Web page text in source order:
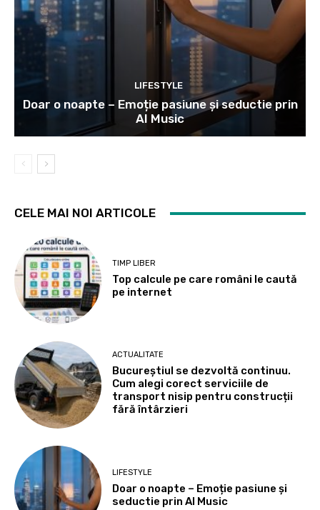
LIFESTYLE
Doar o noapte – Emoție pasiune și seductie prin
AI Music
CELE MAI NOI ARTICOLE
TIMP LIBER
Top calcule pe care români le caută
pe internet
ACTUALITATE
Bucureștiul se dezvoltă continuu.
Cum alegi corect serviciile de
transport nisip pentru construcții
fără întârzieri
LIFESTYLE
Doar o noapte – Emoție pasiune și
seductie prin AI Music